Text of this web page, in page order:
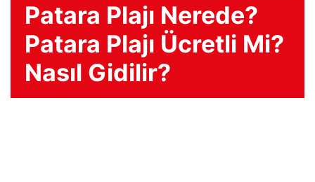
Patara Plajı Nerede?
Patara Plajı Ücretli Mi?
Nasıl Gidilir?